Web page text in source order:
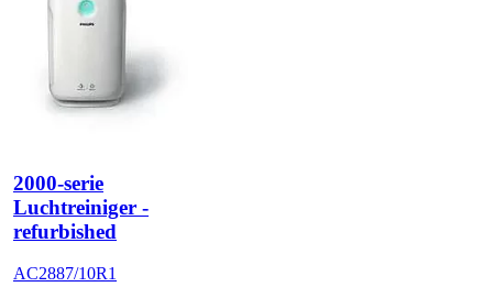
2000-serie
Luchtreiniger -
refurbished
AC2887/10R1